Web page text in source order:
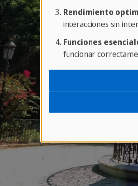
Rendimiento
interacciones sin
Funciones
funcionar